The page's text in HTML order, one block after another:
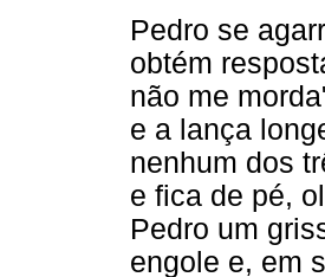
Pedro se
obtém
não me
e a lança
nenhum dos
e fica de pé,
Pedro um
engole e, em